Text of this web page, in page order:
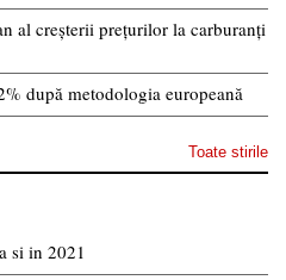
al creșterii prețurilor la carburanți
după metodologia europeană
Toate stirile
si in 2021